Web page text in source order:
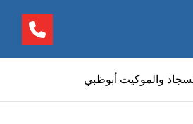
والموكيت أبوظبي